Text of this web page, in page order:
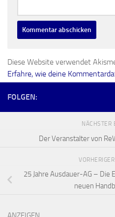
Diese Website verwendet
Erfahre, wie deine
FOLGEN:
NÄCHSTER
Der Veranstalter von
25 Jahre Ausdauer-AG –
neuen